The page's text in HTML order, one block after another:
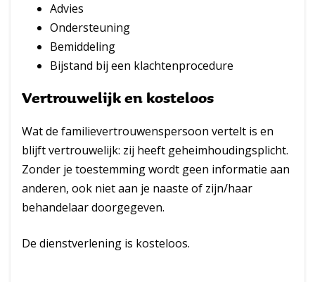
Advies
Ondersteuning
Bemiddeling
Bijstand bij een klachtenprocedure
Vertrouwelijk en kosteloos
Wat de familievertrouwenspersoon vertelt is en
blijft vertrouwelijk: zij heeft geheimhoudingsplicht.
Zonder je toestemming wordt geen informatie aan
anderen, ook niet aan je naaste of zijn/haar
behandelaar doorgegeven.
De dienstverlening is kosteloos.